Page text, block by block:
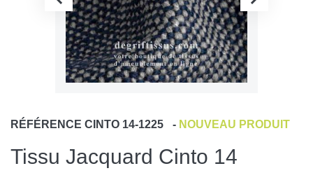
RÉFÉRENCE CINTO 14-1225 - NOUVEAU PRODUIT
Tissu Jacquard Cinto 14